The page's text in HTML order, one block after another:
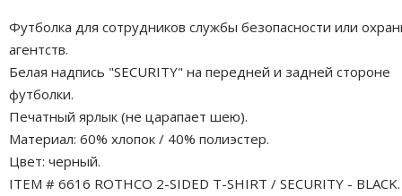
Футболка для сотрудников службы безопасности или
агентств.
Белая надпись "SECURITY" на передней и задней стороне
футболки.
Печатный ярлык (не царапает шею).
Материал: 60% хлопок / 40% полиэстер.
Цвет: черный.
ITEM # 6616 ROTHCO 2-SIDED T-SHIRT / SECURITY - BLACK.